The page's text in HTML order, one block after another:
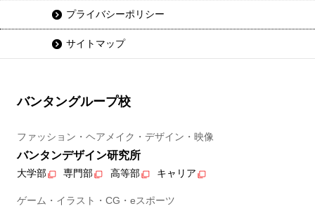
プライバシーポリシー
サイトマップ
バンタングループ校
ファッション・ヘアメイク・デザイン・映像
バンタンデザイン研究所
大学部 専門部 高等部 キャリア
ゲーム・イラスト・CG・eスポーツ